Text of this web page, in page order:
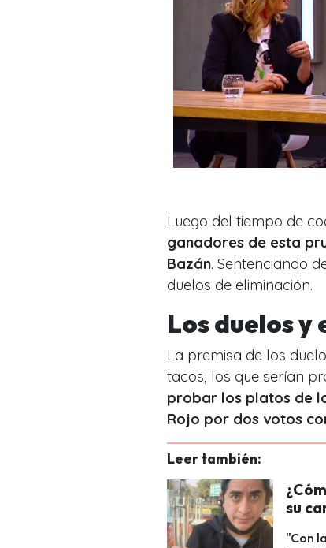
Luego del tiempo de
ganadores de esta
Bazán. Sentenciando
duelos de eliminación.
Los duelos y
La premisa de los
tacos, los que serían
probar los platos de
Rojo por dos votos
Leer también:
su
"Con